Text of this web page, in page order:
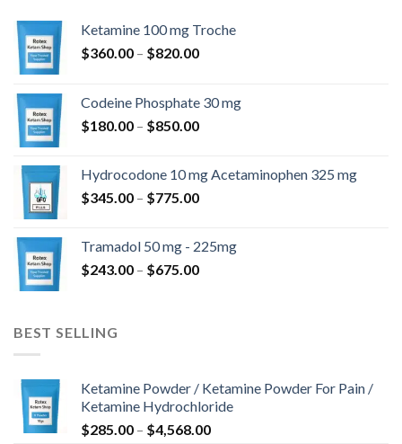
Ketamine 100 mg Troche
$360.00 – $820.00Ártartomány:
$820.00
Codeine Phosphate 30 mg
$180.00 – $850.00Ártartomány:
$850.00
Hydrocodone 10 mg Acetaminophen 325 mg
$345.00 – $775.00Ártartomány:
$775.00
Tramadol 50 mg - 225mg
$243.00 – $675.00Ártartomány:
BEST SELLING
Ketamine Powder / Ketamine Powder For Pain /
Ketamine Hydrochloride
$285.00 – $4,568.00Ártartomány: